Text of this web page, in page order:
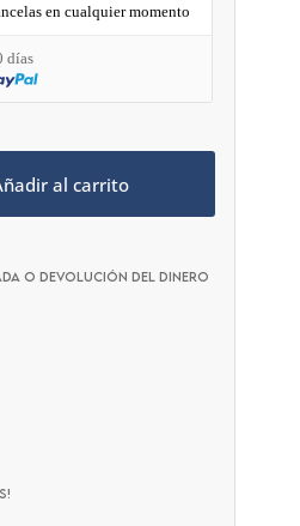
en cualquier momento
días
al carrito
O DEVOLUCIÓN DEL DINERO